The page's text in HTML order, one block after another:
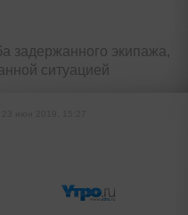
задержанного экипажа,
ситуацией